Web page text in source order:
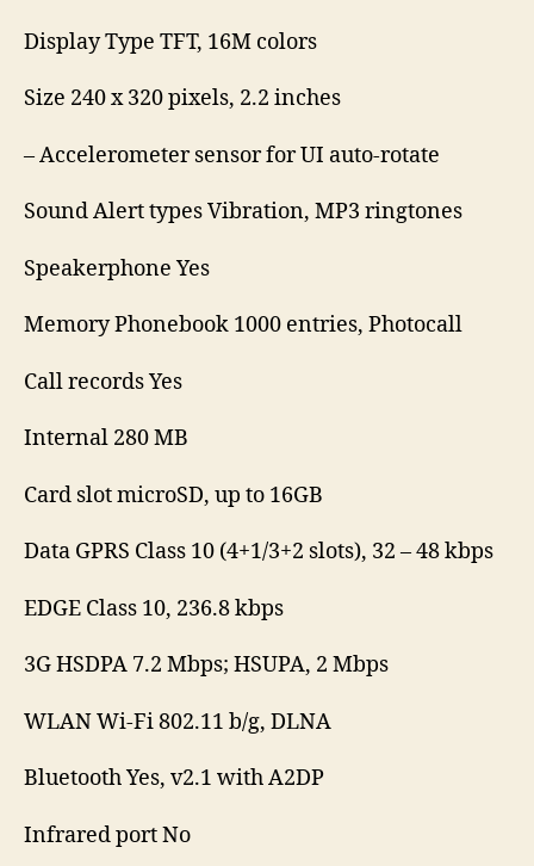
Display Type TFT, 16M colors
Size 240 x 320 pixels, 2.2 inches
– Accelerometer sensor for UI auto-rotate
Sound Alert types Vibration, MP3 ringtones
Speakerphone Yes
Memory Phonebook 1000 entries, Photocall
Call records Yes
Internal 280 MB
Card slot microSD, up to 16GB
Data GPRS Class 10 (4+1/3+2 slots), 32 – 48 kbps
EDGE Class 10, 236.8 kbps
3G HSDPA 7.2 Mbps; HSUPA, 2 Mbps
WLAN Wi-Fi 802.11 b/g, DLNA
Bluetooth Yes, v2.1 with A2DP
Infrared port No